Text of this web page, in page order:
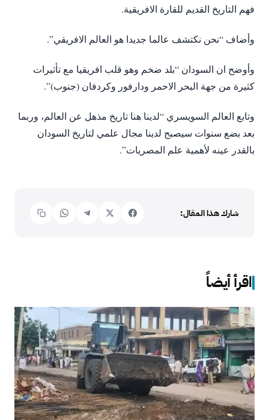
فهم التاريخ القديم للقارة الافريقية.
وأضاف “نحن نكتشف عالما جديدا هو العالم الافريقي”.
وأوضح ان السودان “بلد ضخم وهو قلب افريقيا مع تأثيرات
كثيرة من جهة البحر الاحمر ودارفور وكردفان (جنوب)”.
وتابع العالم السويسري “لدينا هنا تاريخ مذهل عن العالم، وربما
بعد بضع سنوات سيصبح لدينا مجال علمي لتاريخ السودان
بالقدر عينه لأهمية علم المصريات”.
شارك هذا المقال:
اقرأ أيضاً